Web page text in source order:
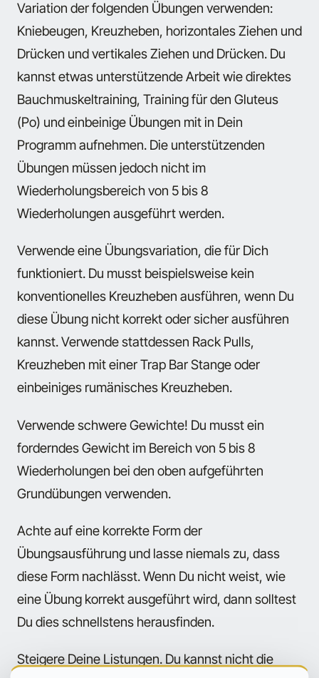
Variation der folgenden Übungen verwenden:
Kniebeugen, Kreuzheben, horizontales Ziehen und
Drücken und vertikales Ziehen und Drücken. Du
kannst etwas unterstützende Arbeit wie direktes
Bauchmuskeltraining, Training für den Gluteus
(Po) und einbeinige Übungen mit in Dein
Programm aufnehmen. Die unterstützenden
Übungen müssen jedoch nicht im
Wiederholungsbereich von 5 bis 8
Wiederholungen ausgeführt werden.
Verwende eine Übungsvariation, die für Dich
funktioniert. Du musst beispielsweise kein
konventionelles Kreuzheben ausführen, wenn Du
diese Übung nicht korrekt oder sicher ausführen
kannst. Verwende stattdessen Rack Pulls,
Kreuzheben mit einer Trap Bar Stange oder
einbeiniges rumänisches Kreuzheben.
Verwende schwere Gewichte! Du musst ein
forderndes Gewicht im Bereich von 5 bis 8
Wiederholungen bei den oben aufgeführten
Grundübungen verwenden.
Achte auf eine korrekte Form der
Übungsausführung und lasse niemals zu, dass
diese Form nachlässt. Wenn Du nicht weist, wie
eine Übung korrekt ausgeführt wird, dann solltest
Du dies schnellstens herausfinden.
Steigere Deine Listungen. Du kannst nicht die